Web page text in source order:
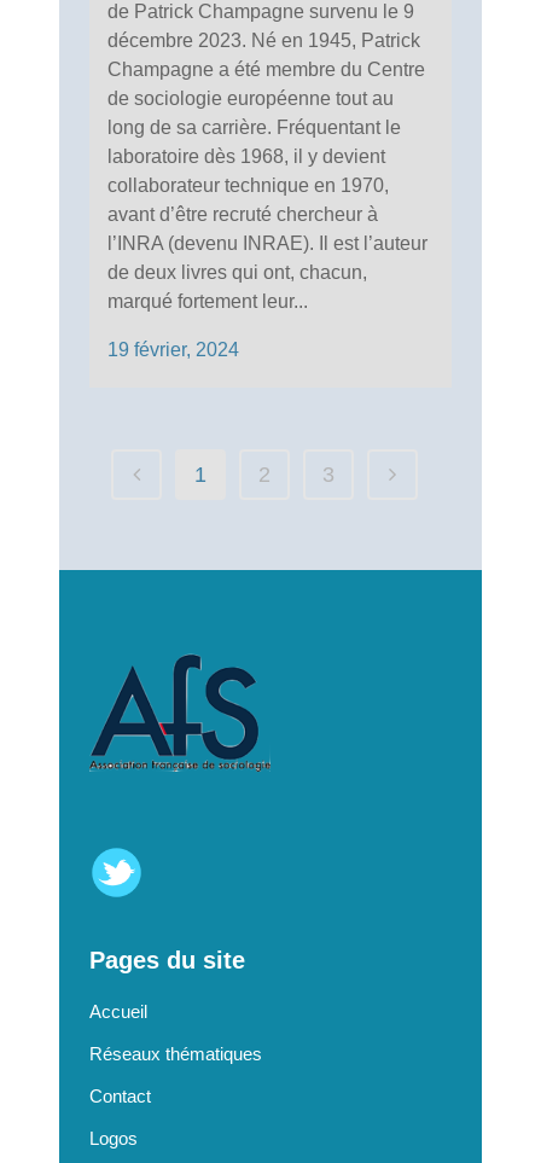
de Patrick Champagne survenu le 9
décembre 2023. Né en 1945, Patrick
Champagne a été membre du Centre
de sociologie européenne tout au
long de sa carrière. Fréquentant le
laboratoire dès 1968, il y devient
collaborateur technique en 1970,
avant d’être recruté chercheur à
l’INRA (devenu INRAE). Il est l’auteur
de deux livres qui ont, chacun,
marqué fortement leur...
19 février, 2024
1 2 3
Pages du site
Accueil
Réseaux thématiques
Contact
Logos